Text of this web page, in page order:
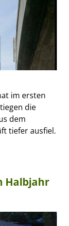
im ersten
die
dem
tiefer ausfiel.
Halbjahr